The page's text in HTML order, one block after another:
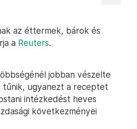
az éttermek, bárok és
a Reuters.
jobban vészelte
tűnik, ugyanezt a receptet
intézkedést heves
következményei